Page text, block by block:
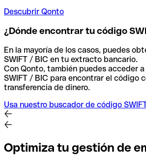
Descubrir Qonto
¿Dónde encontrar tu código
En la mayoría de los casos, puedes
SWIFT / BIC en tu extracto bancario.
Con Qonto, también puedes acceder
SWIFT / BIC para encontrar el código
transferencia de dinero.
Usa nuestro buscador de código
Optimiza tu gestión de